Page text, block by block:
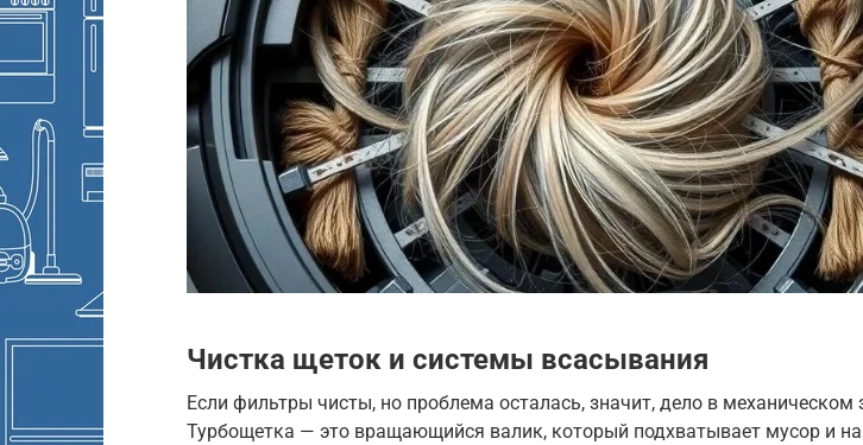
Чистка щеток и системы всасывания
Если фильтры чисты, но проблема осталась, значит, дело в механическом
Турбощетка — это вращающийся валик, который подхватывает мусор и